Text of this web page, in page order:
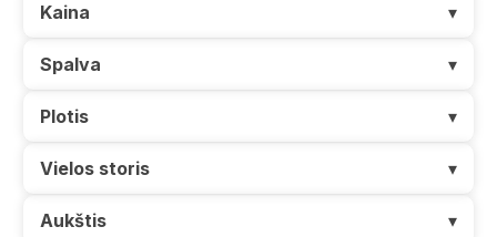
Kaina ▾
Spalva ▾
Plotis ▾
Vielos storis ▾
Aukštis ▾